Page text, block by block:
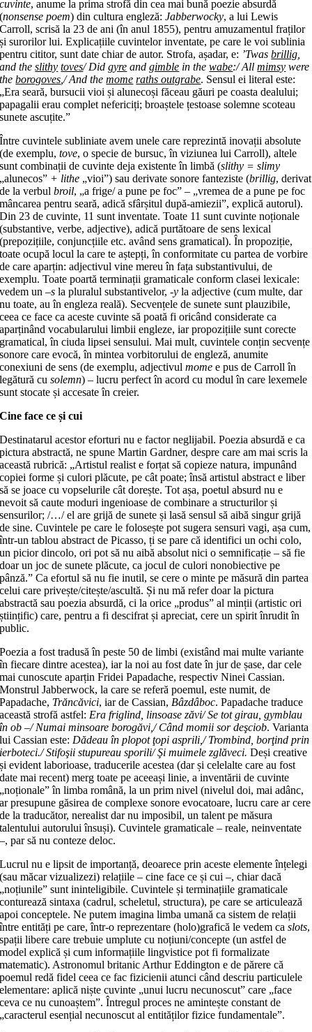
cuvinte, anume la prima strofă din cea mai bună poezie absurdă
(nonsense poem) din cultura engleză:Jabberwocky, a lui Lewis
Carroll, scrisă la 23 de ani (în anul 1855), pentru amuzamentul fraților
și surorilor lui. Explicațiile cuvintelor inventate, pe care le voi sublinia
pentru cititor, sunt date chiar de autor. Strofa, așadar, e: ’Twasbrillig,
and theslithy toves/ Didgyre andgimble in thewabe:/ Allmimsy were
theborogoves,/ And themome raths outgrabe. Sensul ei literal este:
„Era seară, bursucii vioi și alunecoși făceau găuri pe coasta dealului;
papagalii erau complet nefericiți; broaștele țestoase solemne scoteau
sunete ascuțite.”
Între cuvintele subliniate avem unele care reprezintă inovații absolute
(de exemplu,tove, o specie de bursuc, în viziunea lui Carroll), altele
sunt combinații de cuvinte deja existente în limbă (slithy = slimy
„alunecos” + lithe „vioi”) sau derivate sonore fanteziste (brillig, derivat
de la verbulbroil, „a frige/ a pune pe foc” – „vremea de a pune pe foc
mâncarea pentru seară, adică sfârșitul după-amiezii”, explică autorul).
Din 23 de cuvinte, 11 sunt inventate. Toate 11 sunt cuvinte noționale
(substantive, verbe, adjective), adică purtătoare de sens lexical
(prepozițiile, conjuncțiile etc. având sens gramatical). În propoziție,
toate ocupă locul la care te aștepți, în conformitate cu partea de vorbire
de care aparțin: adjectivul vine mereu în fața substantivului, de
exemplu. Toate poartă terminații gramaticale conform clasei lexicale:
vedem un –s la pluralul substantivelor,-y la adjective (cum multe, dar
nu toate, au în engleza reală). Secvențele de sunete sunt plauzibile,
ceea ce face ca aceste cuvinte să poată fi oricând considerate ca
aparținând vocabularului limbii engleze, iar propozițiile sunt corecte
gramatical, în ciuda lipsei sensului. Mai mult, cuvintele conțin secvențe
sonore care evocă, în mintea vorbitorului de engleză, anumite
conexiuni de sens (de exemplu, adjectivulmome e pus de Carroll în
legătură cusolemn) – lucru perfect în acord cu modul în care lexemele
sunt stocate și accesate în creier.
Cine face ce și cui
Destinatarul acestor eforturi nu e factor neglijabil. Poezia absurdă e ca
pictura abstractă, ne spune Martin Gardner, despre care am mai scris la
această rubrică: „Artistul realist e forțat să copieze natura, impunând
copiei forme și culori plăcute, pe cât poate; însă artistul abstract e liber
să se joace cu vopselurile cât dorește. Tot așa, poetul absurd nu e
nevoit să caute moduri ingenioase de combinare a structurilor și
sensurilor; /…/ el are grijă de sunete și lasă sensul să aibă singur grijă
de sine. Cuvintele pe care le folosește pot sugera sensuri vagi, așa cum,
într-un tablou abstract de Picasso, ți se pare că identifici un ochi colo,
un picior dincolo, ori pot să nu aibă absolut nici o semnificație – să fie
doar un joc de sunete plăcute, ca jocul de culori nonobiective pe
pânză.” Ca efortul să nu fie inutil, se cere o minte pe măsură din partea
celui care privește/citește/ascultă. Și nu mă refer doar la pictura
abstractă sau poezia absurdă, ci la orice „produs” al minții (artistic ori
științific) care, pentru a fi descifrat și apreciat, cere un spirit înrudit în
public.
Poezia a fost tradusă în peste 50 de limbi (existând mai multe variante
în fiecare dintre acestea), iar la noi au fost date în jur de șase, dar cele
mai cunoscute aparțin Fridei Papadache, respectiv Ninei Cassian.
Monstrul Jabberwock, la care se referă poemul, este numit, de
Papadache, Trăncăvici, iar de Cassian,Bâzdâboc. Papadache traduce
această strofă astfel:Era friglind, linsoase zăvi/ Se tot girau, gymblau
în ob –/ Numai minsoare borogăvi,/ Când momii sor deşciob. Varianta
lui Cassian este:Dădeau în plopot ţopi asprili,/ Trombind, borţind prin
ierboteci./ Stifoşii stupureau sporili/ Şi muimele zglăveci. Deși creative
și evident laborioase, traducerile acestea (dar și celelalte care au fost
date mai recent) merg toate pe aceeași linie, a inventării de cuvinte
„noționale” în limba română, la un prim nivel (nivelul doi, mai adânc,
ar presupune găsirea de complexe sonore evocatoare, lucru care ar cere
de la traducător, nerealist dar nu imposibil, un talent pe măsura
talentului autorului însuși). Cuvintele gramaticale – reale, neinventate
–, par să nu conteze deloc.
Lucrul nu e lipsit de importanță, deoarece prin aceste elemente înțelegi
(sau măcar vizualizezi) relațiile – cine face ce și cui –, chiar dacă
„noțiunile” sunt ininteligibile. Cuvintele și terminațiile gramaticale
conturează sintaxa (cadrul, scheletul, structura), pe care se articulează
apoi conceptele. Ne putem imagina limba umană ca sistem de relații
între entități pe care, într-o reprezentare (holo)grafică le vedem caslots,
spații libere care trebuie umplute cu noțiuni/concepte (un astfel de
model explică și cum informațiile lingvistice pot fi formalizate
matematic). Astronomul britanic Arthur Eddington e de părere că
poemul redă fidel ceea ce fac fizicienii atunci când descriu particulele
elementare: aplică niște cuvinte „unui lucru necunoscut” care „face
ceva ce nu cunoaștem”. Întregul proces ne amintește constant de
„caracterul esențial necunoscut al entităților fizice fundamentale”.